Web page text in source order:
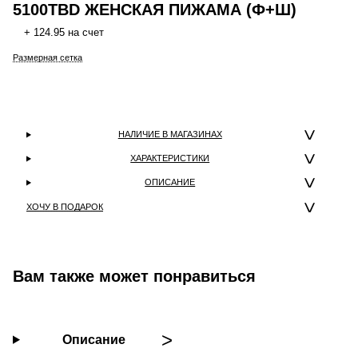
5100TBD ЖЕНСКАЯ ПИЖАМА (Ф+Ш)
+ 124.95 на счет
Размерная сетка
НАЛИЧИЕ В МАГАЗИНАХ
ХАРАКТЕРИСТИКИ
ОПИСАНИЕ
ХОЧУ В ПОДАРОК
Вам также может понравиться
Описание